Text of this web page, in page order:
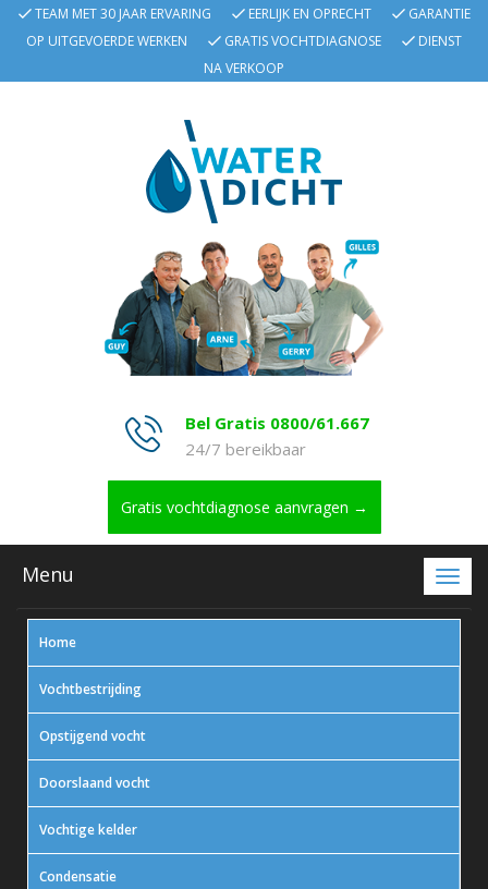
TEAM MET 30 JAAR ERVARING EERLIJK EN OPRECHT
GARANTIE
OP UITGEVOERDE WERKEN
GRATIS VOCHTDIAGNOSE
DIENST
NA VERKOOP
Bel Gratis 0800/61.667
24/7 bereikbaar
Gratis vochtdiagnose aanvragen →
Menu
Home
Vochtbestrijding
Opstijgend vocht
Doorslaand vocht
Vochtige kelder
Condensatie